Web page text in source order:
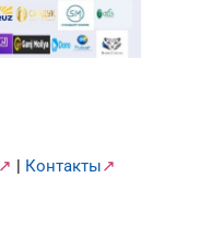
↗ | Контакты↗